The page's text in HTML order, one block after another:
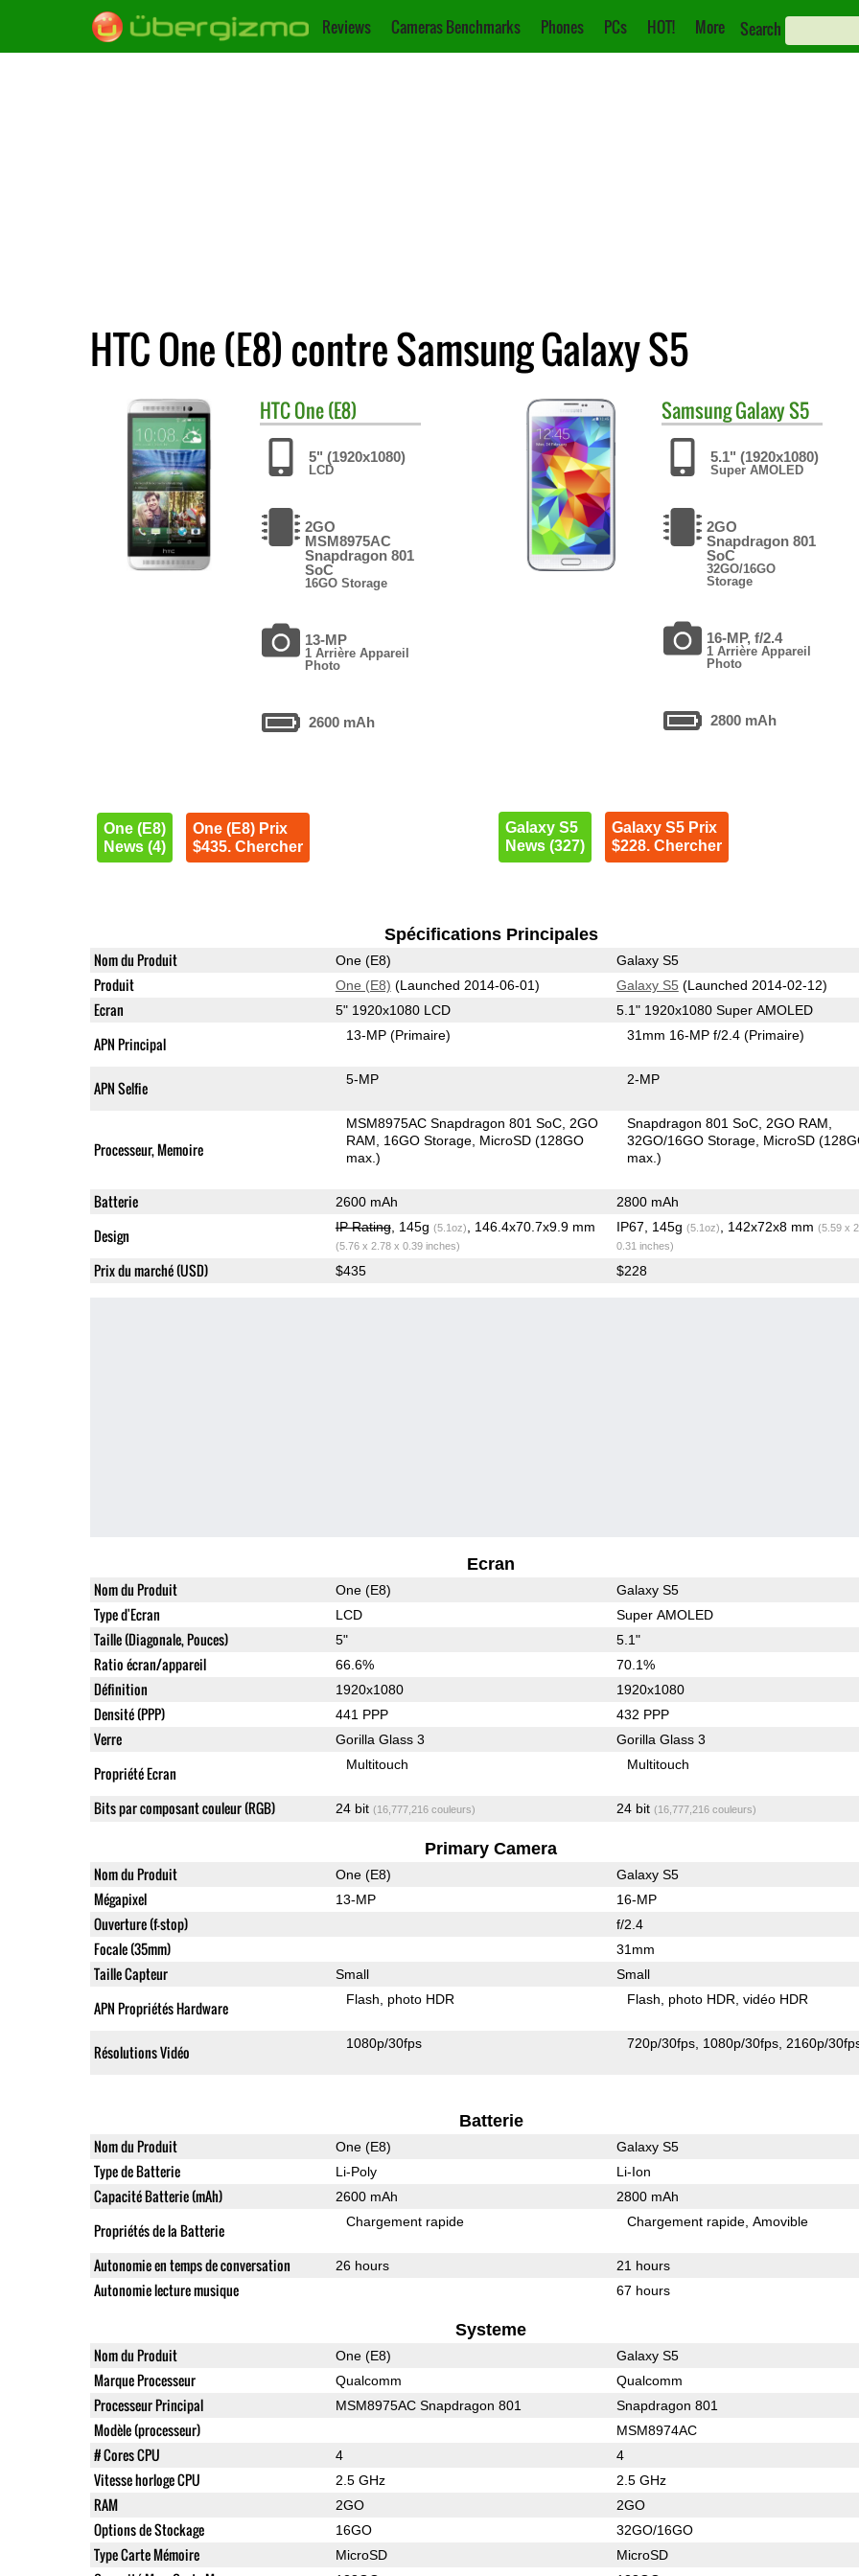
Reviews Cameras Benchmarks Phones PCs HOT! More Search
HTC One (E8) contre Samsung Galaxy S5
HTCOne (E8)
5" (1920x1080)
LCD
2GO
MSM8975AC
Snapdragon 801
SoC
16GO Storage
13-MP
1 Arrière Appareil
Photo
2600 mAh
One (E8)
News (4)
One (E8) Prix
$435. Chercher
SamsungGalaxy S5
5.1" (1920x1080)
Super AMOLED
2GO
Snapdragon 801
SoC
32GO/16GO
Storage
16-MP, f/2.4
1 Arrière Appareil
Photo
2800 mAh
Galaxy S5
News (327)
Galaxy S5 Prix
$228. Chercher
Spécifications Principales
Nom du Produit One (E8) Galaxy S5
Produit One (E8) (Launched 2014-06-01) Galaxy S5 (Launched 2014-02-12)
Ecran 5" 1920x1080 LCD 5.1" 1920x1080 Super AMOLED
APN Principal 13-MP(Primaire) 31mm 16-MP f/2.4(Primaire)
APN Selfie 5-MP 2-MP
Processeur, Memoire
MSM8975AC Snapdragon 801 SoC 2GO
RAM
16GO Storage MicroSD (128GO
max.)
Snapdragon 801 SoC 2GO RAM
32GO/16GO Storage MicroSD
max.)
Batterie 2600 mAh 2800 mAh
Design IP Rating, 145g (5.1oz) , 146.4x70.7x9.9 mm
(5.76 x 2.78 x 0.39 inches)
IP67, 145g (5.1oz) , 142x72x8 mm (5.59 x
0.31 inches)
Prix du marché (USD) $435 $228
Ecran
Nom du Produit One (E8) Galaxy S5
Type d'Ecran LCD Super AMOLED
Taille (Diagonale, Pouces) 5" 5.1"
Ratio écran/appareil 66.6% 70.1%
Définition 1920x1080 1920x1080
Densité (PPP) 441 PPP 432 PPP
Verre Gorilla Glass 3 Gorilla Glass 3
Propriété Ecran Multitouch Multitouch
Bits par composant couleur (RGB) 24 bit (16,777,216 couleurs) 24 bit (16,777,216 couleurs)
Primary Camera
Nom du Produit One (E8) Galaxy S5
Mégapixel 13-MP 16-MP
Ouverture (f-stop) f/2.4
Focale (35mm) 31mm
Taille Capteur Small Small
APN Propriétés Hardware Flash photo HDR Flash photo HDR vidéo HDR
Résolutions Vidéo 1080p/30fps 720p/30fps 1080p/30fps 2160p/
Batterie
Nom du Produit One (E8) Galaxy S5
Type de Batterie Li-Poly Li-Ion
Capacité Batterie (mAh) 2600 mAh 2800 mAh
Propriétés de la Batterie Chargement rapide Chargement rapide Amovible
Autonomie en temps de conversation 26 hours 21 hours
Autonomie lecture musique 67 hours
Systeme
Nom du Produit One (E8) Galaxy S5
Marque Processeur Qualcomm Qualcomm
Processeur Principal MSM8975AC Snapdragon 801 Snapdragon 801
Modèle (processeur) MSM8974AC
# Cores CPU 4 4
Vitesse horloge CPU 2.5 GHz 2.5 GHz
RAM 2GO 2GO
Options de Stockage 16GO 32GO/16GO
Type Carte Mémoire MicroSD MicroSD